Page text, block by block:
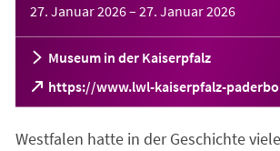
27. Januar 2026– 27. Januar 2026
Museum in der Kaiserpfalz
https://www.lwl-kaiserpfalz-
(Öffnet
in
neuen
Westfalen hatte in der Geschichte